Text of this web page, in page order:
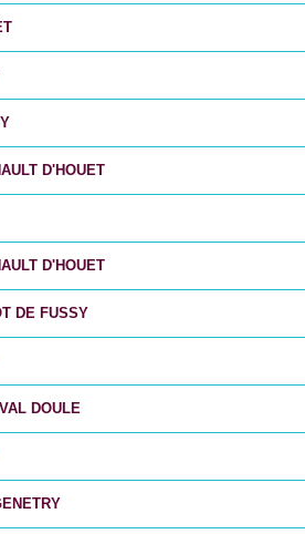
D'HOUET
D'HOUET
DE FUSSY
DOULE